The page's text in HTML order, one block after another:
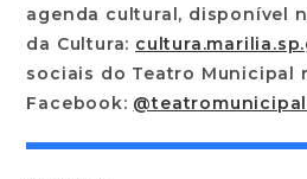
agenda cultural, disponível
da Cultura:
sociais do Teatro Municipal
Facebook: